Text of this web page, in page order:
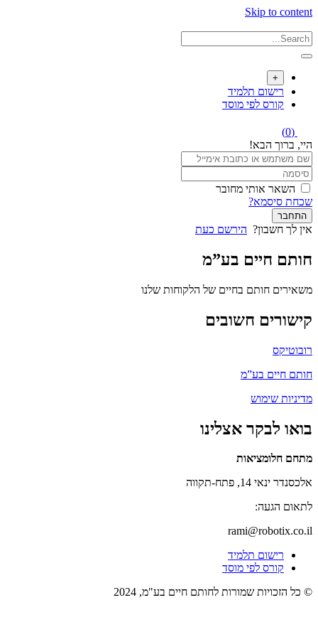
Skip to content
+
רישום תלמיד
קורס לפי מוסד
(0)
היי, ברוך הבא!
השאר אותי מחובר
שכחת סיסמא?
התחבר
אין לך חשבון? הירשם כעת
חותם חיים בע”מ
משאירים חותם בחיים של הלקוחות שלנו
קישורים חשובים
רובוטיקס
חותם חיים בע”מ
מדיניות שימוש
בואו לבקר אצלינו
מתחם חלומציאות
אלכסנדר ינאי 14, פתח-תקווה
לתאום הגעה:
rami@robotix.co.il
רישום תלמיד
קורס לפי מוסד
© כל הזכויות שמורות לחותם חיים בע"מ, 2024